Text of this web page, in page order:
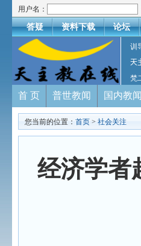
用户名：
答疑 资料下载 论坛
训
天
梵
首 页 普世教闻 国内教闻
您当前的位置： 首页 > 社会关注
经济学者